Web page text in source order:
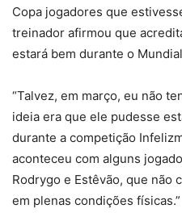
Copa jogadores que
treinador afirmou que
estará bem durante o Mundial
“Talvez, em março, eu não
ideia era que ele pudesse
durante a competição
aconteceu com alguns
Rodrygo e Estêvão, que não
em plenas condições físicas.”